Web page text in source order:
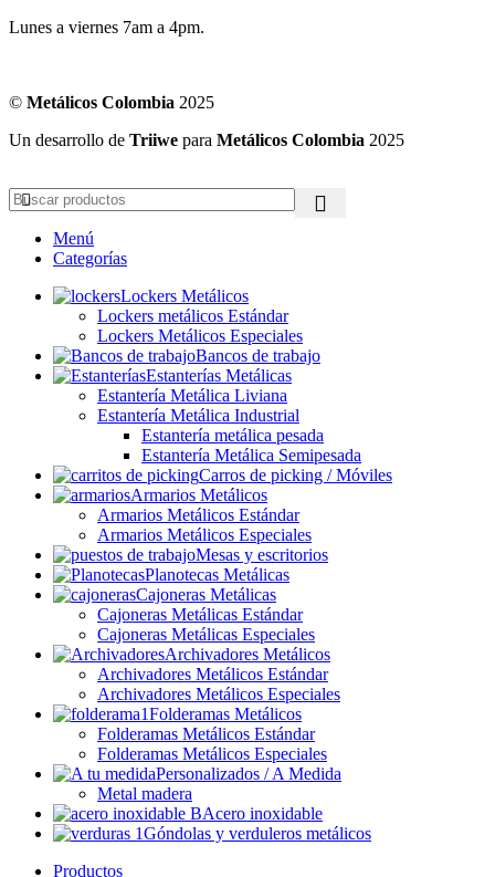
Lunes a viernes 7am a 4pm.
© Metálicos Colombia 2025
Un desarrollo de Triiwe para Metálicos Colombia 2025
Menú
Categorías
Lockers Metálicos
Lockers metálicos Estándar
Lockers Metálicos Especiales
Bancos de trabajo
Estanterías Metálicas
Estantería Metálica Liviana
Estantería Metálica Industrial
Estantería metálica pesada
Estantería Metálica Semipesada
Carros de picking / Móviles
Armarios Metálicos
Armarios Metálicos Estándar
Armarios Metálicos Especiales
Mesas y escritorios
Planotecas Metálicas
Cajoneras Metálicas
Cajoneras Metálicas Estándar
Cajoneras Metálicas Especiales
Archivadores Metálicos
Archivadores Metálicos Estándar
Archivadores Metálicos Especiales
Folderamas Metálicos
Folderamas Metálicos Estándar
Folderamas Metálicos Especiales
Personalizados / A Medida
Metal madera
Acero inoxidable
Góndolas y verduleros metálicos
Productos